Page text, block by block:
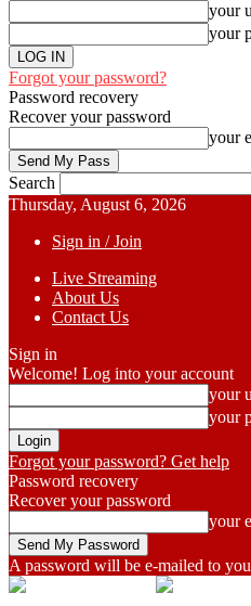
your
your
Forgot your password?
Password recovery
Recover your password
your
Search
Thursday, August 6, 2026
Sign in / Join
Live Streaming
About Us
Contact Us
Sign in
Welcome! Log into your account
your
your
Forgot your password? Get help
Password recovery
Recover your password
your
A password will be e-mailed to